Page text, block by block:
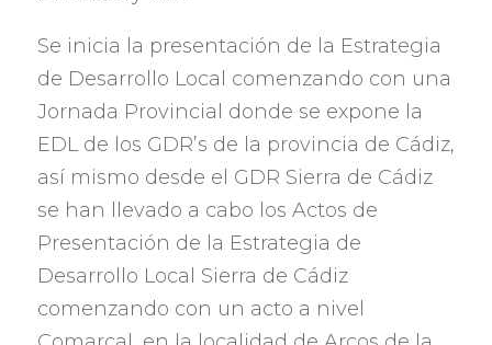
Se inicia la presentación de la Estrategia
de Desarrollo Local comenzando con una
Jornada Provincial donde se expone la
EDL de los GDR’s de la provincia de Cádiz,
así mismo desde el GDR Sierra de Cádiz
se han llevado a cabo los Actos de
Presentación de la Estrategia de
Desarrollo Local Sierra de Cádiz
comenzando con un acto a nivel